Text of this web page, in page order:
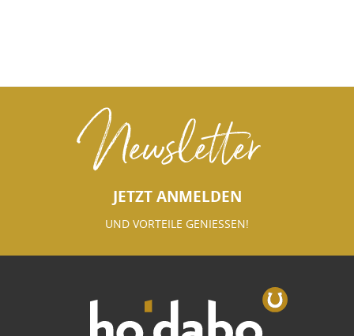
Newsletter
JETZT ANMELDEN
UND VORTEILE GENIESSEN!